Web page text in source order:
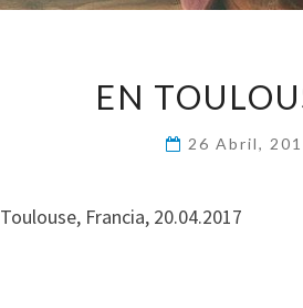
EN
26 Abril,
Toulouse, Francia, 20.04.2017